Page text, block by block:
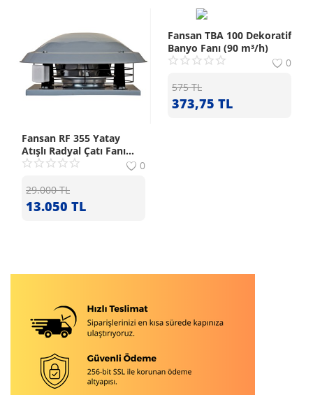
Fansan RF 355 Yatay
Atışlı Radyal Çatı Fanı
(2750m³/h)
0
29.000TL
13.050 TL
Fansan TBA 100 Dekoratif
Banyo Fanı (90 m³/h)
0
575TL
373,75 TL